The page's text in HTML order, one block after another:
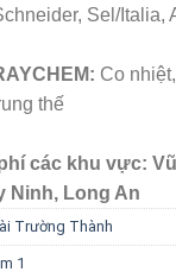
Sel/Italia,
Co
thế
các khu vực:
Ninh, Long An
Trường Thành
1